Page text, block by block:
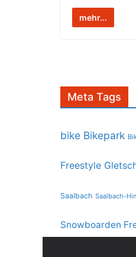
mehr...
Meta Tags
bike Bikepark
Freestyle
Saalbach Saalbach-
Snowboarden